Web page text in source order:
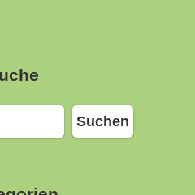
Suchen
Suchen